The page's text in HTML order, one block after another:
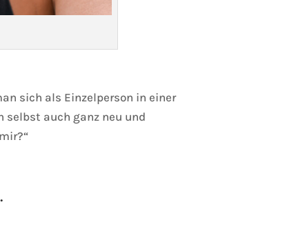
sich als Einzelperson in einer
selbst auch ganz neu und